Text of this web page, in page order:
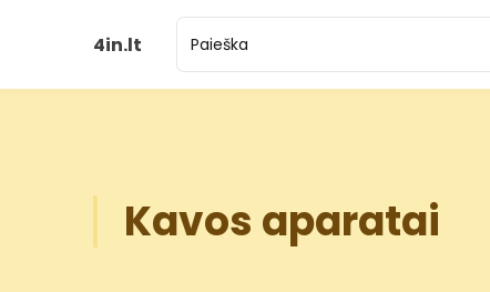
4in.lt
Kavos aparatai